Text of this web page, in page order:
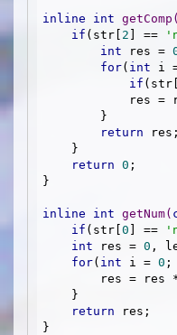
inline int getComp (
if (str[ 2 ] ==
int res =
for( int i
if
return res;
return 0 ;
}
inline int getNum(
if (str[ 0 ] ==
int res = 0 ,
for( int i = 0 ;
res = res
return res;
}